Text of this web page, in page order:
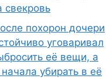
свекровь
похорон дочери
уговаривал
её вещи, а
убирать в её